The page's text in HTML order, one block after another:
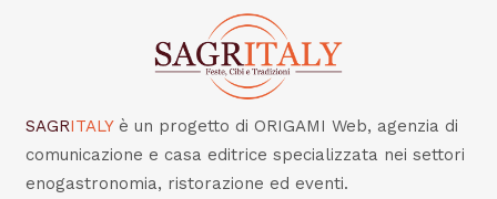
SAGRITALY è un progetto di ORIGAMI Web, agenzia di
comunicazione e casa editrice specializzata nei settori
enogastronomia, ristorazione ed eventi.